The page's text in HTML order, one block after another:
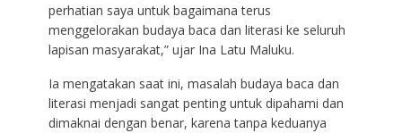
perhatian saya untuk bagaimana terus
menggelorakan budaya baca dan literasi ke seluruh
lapisan masyarakat,” ujar Ina Latu Maluku.
Ia mengatakan saat ini, masalah budaya baca dan
literasi menjadi sangat penting untuk dipahami dan
dimaknai dengan benar, karena tanpa keduanya